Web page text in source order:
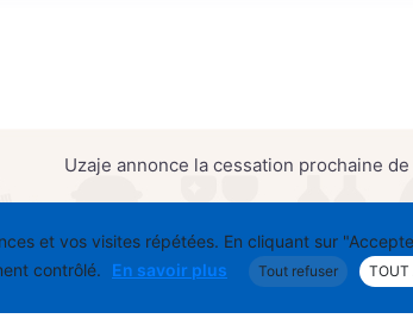
Uzaje annonce la cessation prochaine
et vos visites répétées. En cliquant sur
contrôlé.
En savoir plus Tout refuser TOUT